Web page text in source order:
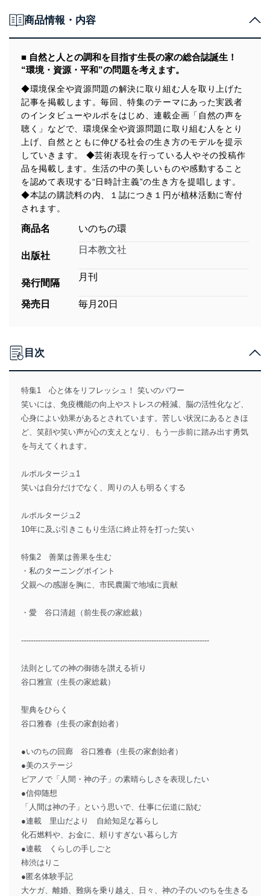
商品情報・内容
■ 自然と人との調和を目指す生長の家の総合誌誕生！
“環境・資源・平和”の問題を考えます。
◆環境保全や資源問題の解決に取り組む人を取り上げた
記事を掲載します。毎回、特集のテーマにあった実践者
のインタビューやルポをはじめ、連載企画「自然の声を
聴く」などで、環境保全や資源問題に取り組む人をとり
上げ、自然とともに伸びる社会の生き方のモデルを提示
していきます。 ◆芸術表現を行っている人やその投稿作
品を掲載します。生活の中の美しいものや感動すること
を認めて表現する“日時計主義”の生き方を提唱します。
◆本誌の購読料の内、１誌につき１円が植林活動に寄付
されます。
商品名 いのちの環
出版社
日本教文社
発行間隔
月刊
発売日 毎月20日
目次
特集1 心と体をリフレッシュ！ 笑いのパワー
笑いには、免疫機能の向上やストレスの軽減、脳の活性化など、
心身によい効果があるとされています。苦しい状況にあるときほ
ど、笑顔や笑い声が心の支えとなり、もう一歩前に踏み出す勇気
を与えてくれます。
ルポルタージュ1
笑いは自分だけでなく、周りの人も明るくする
ルポルタージュ2
10年に及ぶ引きこもり生活に終止符を打った笑い
特集2 善業は善果を生む
・私のターニングポイント
父親への感謝を胸に、市民農園で地域に貢献
・愛 谷口清超（前生長の家総裁）
------------------------------------------------------------------------------
法則としての神の御徳を讃える祈り
谷口雅宣（生長の家総裁）
聖典をひらく
谷口雅春（生長の家創始者）
●いのちの回廊 谷口雅春（生長の家創始者）
●美のステージ
ピアノで「人間・神の子」の素晴らしさを表現したい
●信仰随想
「人間は神の子」という思いで、仕事に伝道に励む
●連載 里山だより 自給知足な暮らし
化石燃料や、お金に、頼りすぎない暮らし方
●連載 くらしの手しごと
柿渋はりこ
●匿名体験手記
大ケガ、離婚、難病を乗り越え、日々、神の子のいのちを生きる